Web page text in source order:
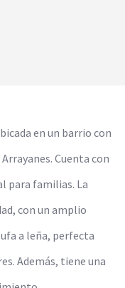
en un barrio con
Cuenta con
para familias. La
con un amplio
a leña, perfecta
Además, tiene una